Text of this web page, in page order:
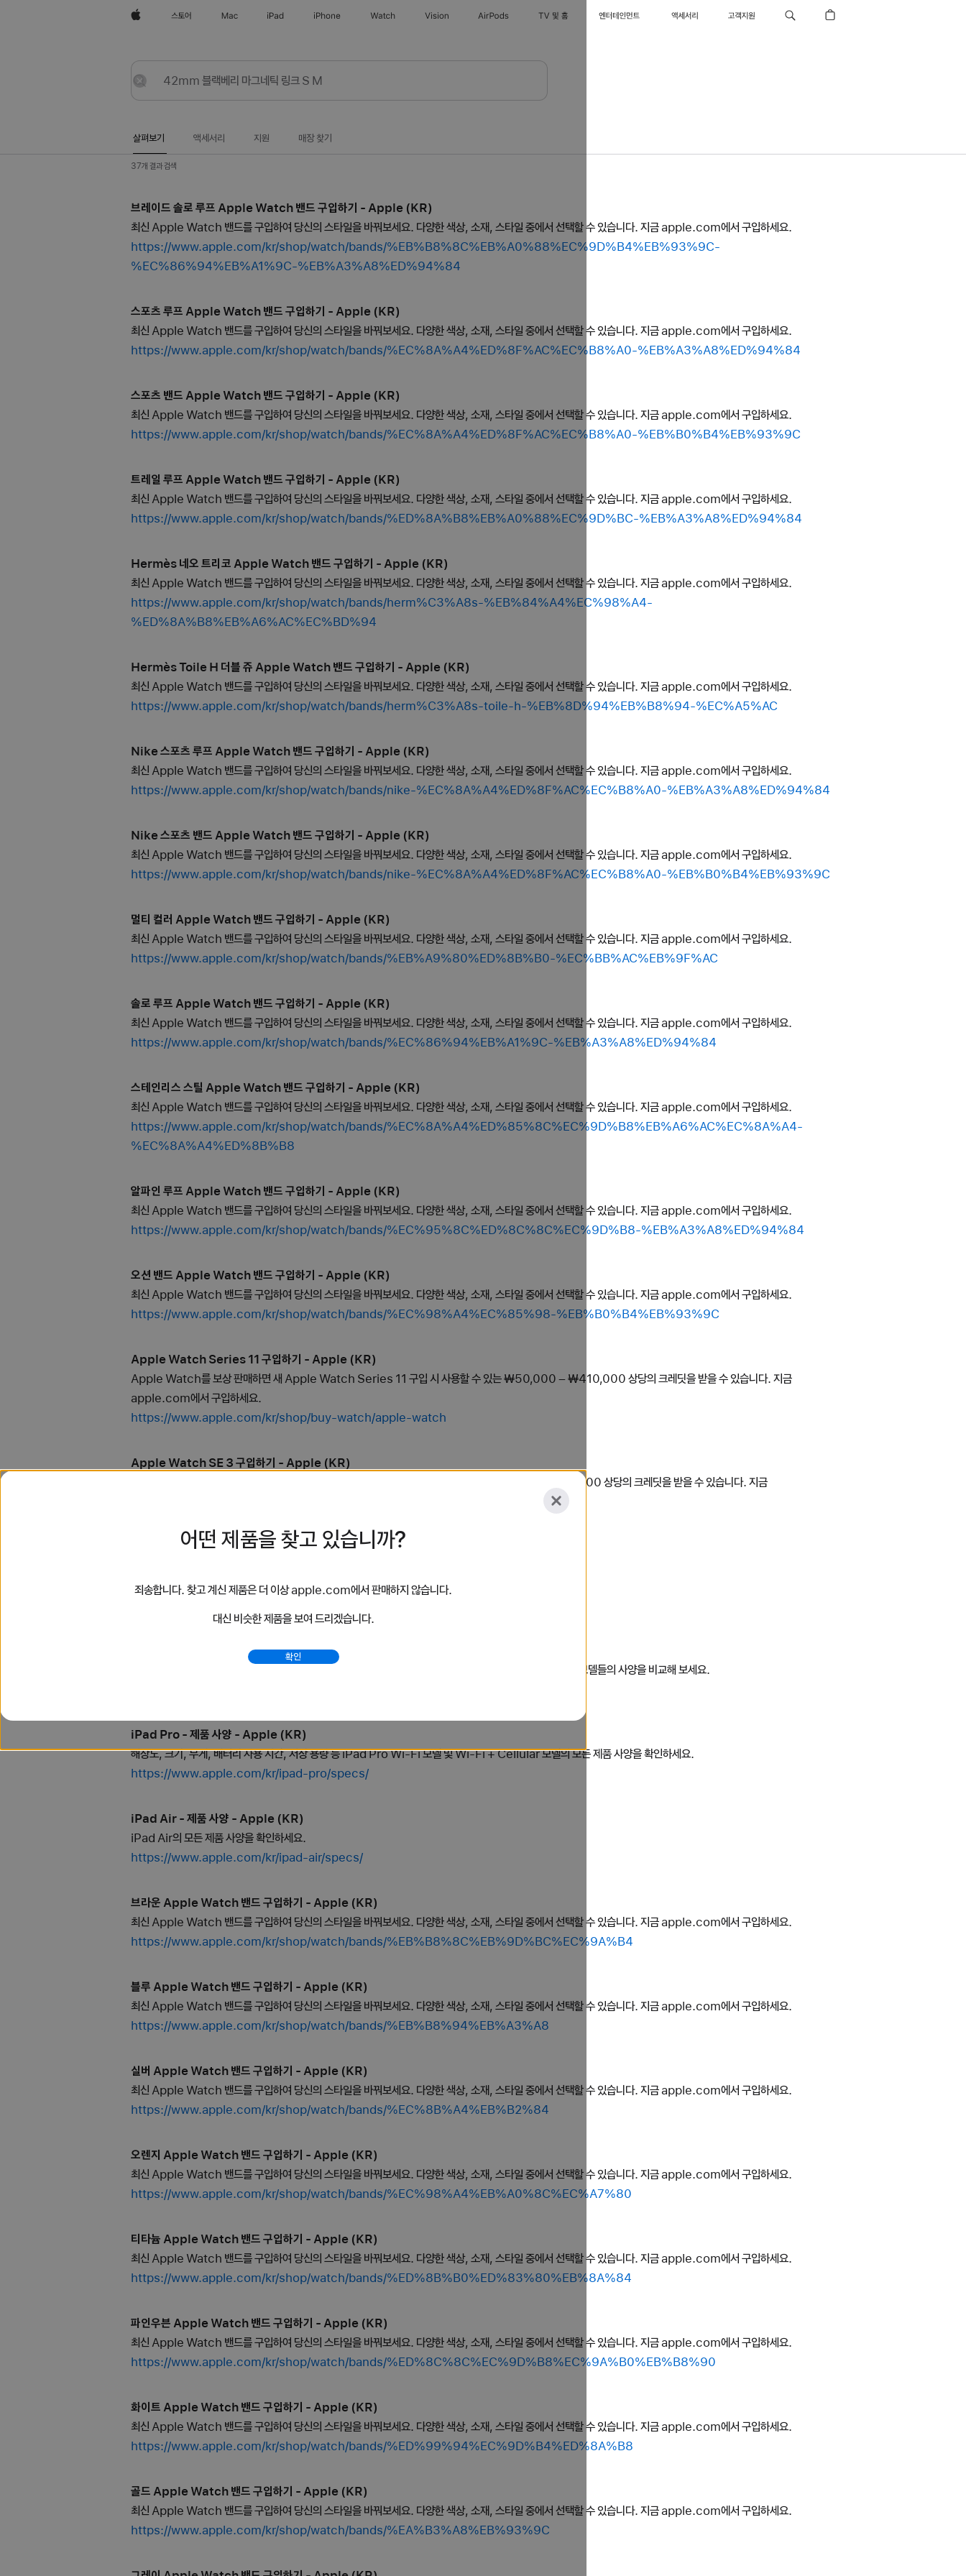
Apple스토어 Mac iPad iPhone Watch Vision AirPods TV 및 홈 엔터테인먼트 액세서리 고객지원
등록
재설정
살펴보기 액세서리 지원 매장 찾기
37개 결과 검색
브레이드 솔로 루프 Apple Watch 밴드 구입하기 - Apple (KR)
최신 Apple Watch 밴드를 구입하여 당신의 스타일을 바꿔보세요. 다양한 색상, 소재, 스타일 중에서 선택할 수 있습니다. 지금 apple.com에서 구입하세요.
https://www.apple.com/kr/shop/watch/bands/%EB%B8%8C%EB%A0%88%EC%9D%B4%EB%93%9C-
%EC%86%94%EB%A1%9C-%EB%A3%A8%ED%94%84
스포츠 루프 Apple Watch 밴드 구입하기 - Apple (KR)
최신 Apple Watch 밴드를 구입하여 당신의 스타일을 바꿔보세요. 다양한 색상, 소재, 스타일 중에서 선택할 수 있습니다. 지금 apple.com에서 구입하세요.
https://www.apple.com/kr/shop/watch/bands/%EC%8A%A4%ED%8F%AC%EC%B8%A0-%EB%A3%A8%ED%94%84
스포츠 밴드 Apple Watch 밴드 구입하기 - Apple (KR)
최신 Apple Watch 밴드를 구입하여 당신의 스타일을 바꿔보세요. 다양한 색상, 소재, 스타일 중에서 선택할 수 있습니다. 지금 apple.com에서 구입하세요.
https://www.apple.com/kr/shop/watch/bands/%EC%8A%A4%ED%8F%AC%EC%B8%A0-%EB%B0%B4%EB%93%9C
트레일 루프 Apple Watch 밴드 구입하기 - Apple (KR)
최신 Apple Watch 밴드를 구입하여 당신의 스타일을 바꿔보세요. 다양한 색상, 소재, 스타일 중에서 선택할 수 있습니다. 지금 apple.com에서 구입하세요.
https://www.apple.com/kr/shop/watch/bands/%ED%8A%B8%EB%A0%88%EC%9D%BC-%EB%A3%A8%ED%94%84
Hermès 네오 트리코 Apple Watch 밴드 구입하기 - Apple (KR)
최신 Apple Watch 밴드를 구입하여 당신의 스타일을 바꿔보세요. 다양한 색상, 소재, 스타일 중에서 선택할 수 있습니다. 지금 apple.com에서 구입하세요.
https://www.apple.com/kr/shop/watch/bands/herm%C3%A8s-%EB%84%A4%EC%98%A4-
%ED%8A%B8%EB%A6%AC%EC%BD%94
Hermès Toile H 더블 쥬 Apple Watch 밴드 구입하기 - Apple (KR)
최신 Apple Watch 밴드를 구입하여 당신의 스타일을 바꿔보세요. 다양한 색상, 소재, 스타일 중에서 선택할 수 있습니다. 지금 apple.com에서 구입하세요.
https://www.apple.com/kr/shop/watch/bands/herm%C3%A8s-toile-h-%EB%8D%94%EB%B8%94-%EC%A5%AC
Nike 스포츠 루프 Apple Watch 밴드 구입하기 - Apple (KR)
최신 Apple Watch 밴드를 구입하여 당신의 스타일을 바꿔보세요. 다양한 색상, 소재, 스타일 중에서 선택할 수 있습니다. 지금 apple.com에서 구입하세요.
https://www.apple.com/kr/shop/watch/bands/nike-%EC%8A%A4%ED%8F%AC%EC%B8%A0-%EB%A3%A8%ED%94%84
Nike 스포츠 밴드 Apple Watch 밴드 구입하기 - Apple (KR)
최신 Apple Watch 밴드를 구입하여 당신의 스타일을 바꿔보세요. 다양한 색상, 소재, 스타일 중에서 선택할 수 있습니다. 지금 apple.com에서 구입하세요.
https://www.apple.com/kr/shop/watch/bands/nike-%EC%8A%A4%ED%8F%AC%EC%B8%A0-%EB%B0%B4%EB%93%9C
멀티 컬러 Apple Watch 밴드 구입하기 - Apple (KR)
최신 Apple Watch 밴드를 구입하여 당신의 스타일을 바꿔보세요. 다양한 색상, 소재, 스타일 중에서 선택할 수 있습니다. 지금 apple.com에서 구입하세요.
https://www.apple.com/kr/shop/watch/bands/%EB%A9%80%ED%8B%B0-%EC%BB%AC%EB%9F%AC
솔로 루프 Apple Watch 밴드 구입하기 - Apple (KR)
최신 Apple Watch 밴드를 구입하여 당신의 스타일을 바꿔보세요. 다양한 색상, 소재, 스타일 중에서 선택할 수 있습니다. 지금 apple.com에서 구입하세요.
https://www.apple.com/kr/shop/watch/bands/%EC%86%94%EB%A1%9C-%EB%A3%A8%ED%94%84
스테인리스 스틸 Apple Watch 밴드 구입하기 - Apple (KR)
최신 Apple Watch 밴드를 구입하여 당신의 스타일을 바꿔보세요. 다양한 색상, 소재, 스타일 중에서 선택할 수 있습니다. 지금 apple.com에서 구입하세요.
https://www.apple.com/kr/shop/watch/bands/%EC%8A%A4%ED%85%8C%EC%9D%B8%EB%A6%AC%EC%8A%A4-
%EC%8A%A4%ED%8B%B8
알파인 루프 Apple Watch 밴드 구입하기 - Apple (KR)
최신 Apple Watch 밴드를 구입하여 당신의 스타일을 바꿔보세요. 다양한 색상, 소재, 스타일 중에서 선택할 수 있습니다. 지금 apple.com에서 구입하세요.
https://www.apple.com/kr/shop/watch/bands/%EC%95%8C%ED%8C%8C%EC%9D%B8-%EB%A3%A8%ED%94%84
오션 밴드 Apple Watch 밴드 구입하기 - Apple (KR)
최신 Apple Watch 밴드를 구입하여 당신의 스타일을 바꿔보세요. 다양한 색상, 소재, 스타일 중에서 선택할 수 있습니다. 지금 apple.com에서 구입하세요.
https://www.apple.com/kr/shop/watch/bands/%EC%98%A4%EC%85%98-%EB%B0%B4%EB%93%9C
Apple Watch Series 11 구입하기 - Apple (KR)
Apple Watch를 보상 판매하면 새 Apple Watch Series 11 구입 시 사용할 수 있는 ₩50,000 – ₩410,000 상당의 크레딧을 받을 수 있습니다. 지금
apple.com에서 구입하세요.
https://www.apple.com/kr/shop/buy-watch/apple-watch
Apple Watch SE 3 구입하기 - Apple (KR)
Apple Watch를 보상 판매하면 새 Apple Watch SE 3 구입 시 사용할 수 있는 ₩50,000 – ₩410,000 상당의 크레딧을 받을 수 있습니다. 지금
A18 Pro 칩 탑재 MacBook Neo 13의 모든 제품 사양을 확인하세요.
Apple Watch - 모델 비교하기 - Apple (KR)
Apple Watch Ultra 3, Apple Watch Series 11, Apple Watch SE 3 등 최신 Apple Watch 모델들의 사양을 비교해 보세요.
iPad Pro - 제품 사양 - Apple (KR)
해상도, 크기, 무게, 배터리 사용 시간, 저장 용량 등 iPad Pro Wi-Fi 모델 및 Wi-Fi + Cellular 모델의 모든 제품 사양을 확인하세요.
https://www.apple.com/kr/ipad-pro/specs/
iPad Air - 제품 사양 - Apple (KR)
iPad Air의 모든 제품 사양을 확인하세요.
https://www.apple.com/kr/ipad-air/specs/
브라운 Apple Watch 밴드 구입하기 - Apple (KR)
최신 Apple Watch 밴드를 구입하여 당신의 스타일을 바꿔보세요. 다양한 색상, 소재, 스타일 중에서 선택할 수 있습니다. 지금 apple.com에서 구입하세요.
https://www.apple.com/kr/shop/watch/bands/%EB%B8%8C%EB%9D%BC%EC%9A%B4
블루 Apple Watch 밴드 구입하기 - Apple (KR)
최신 Apple Watch 밴드를 구입하여 당신의 스타일을 바꿔보세요. 다양한 색상, 소재, 스타일 중에서 선택할 수 있습니다. 지금 apple.com에서 구입하세요.
https://www.apple.com/kr/shop/watch/bands/%EB%B8%94%EB%A3%A8
실버 Apple Watch 밴드 구입하기 - Apple (KR)
최신 Apple Watch 밴드를 구입하여 당신의 스타일을 바꿔보세요. 다양한 색상, 소재, 스타일 중에서 선택할 수 있습니다. 지금 apple.com에서 구입하세요.
https://www.apple.com/kr/shop/watch/bands/%EC%8B%A4%EB%B2%84
오렌지 Apple Watch 밴드 구입하기 - Apple (KR)
최신 Apple Watch 밴드를 구입하여 당신의 스타일을 바꿔보세요. 다양한 색상, 소재, 스타일 중에서 선택할 수 있습니다. 지금 apple.com에서 구입하세요.
https://www.apple.com/kr/shop/watch/bands/%EC%98%A4%EB%A0%8C%EC%A7%80
티타늄 Apple Watch 밴드 구입하기 - Apple (KR)
최신 Apple Watch 밴드를 구입하여 당신의 스타일을 바꿔보세요. 다양한 색상, 소재, 스타일 중에서 선택할 수 있습니다. 지금 apple.com에서 구입하세요.
https://www.apple.com/kr/shop/watch/bands/%ED%8B%B0%ED%83%80%EB%8A%84
파인우븐 Apple Watch 밴드 구입하기 - Apple (KR)
최신 Apple Watch 밴드를 구입하여 당신의 스타일을 바꿔보세요. 다양한 색상, 소재, 스타일 중에서 선택할 수 있습니다. 지금 apple.com에서 구입하세요.
https://www.apple.com/kr/shop/watch/bands/%ED%8C%8C%EC%9D%B8%EC%9A%B0%EB%B8%90
화이트 Apple Watch 밴드 구입하기 - Apple (KR)
최신 Apple Watch 밴드를 구입하여 당신의 스타일을 바꿔보세요. 다양한 색상, 소재, 스타일 중에서 선택할 수 있습니다. 지금 apple.com에서 구입하세요.
https://www.apple.com/kr/shop/watch/bands/%ED%99%94%EC%9D%B4%ED%8A%B8
골드 Apple Watch 밴드 구입하기 - Apple (KR)
최신 Apple Watch 밴드를 구입하여 당신의 스타일을 바꿔보세요. 다양한 색상, 소재, 스타일 중에서 선택할 수 있습니다. 지금 apple.com에서 구입하세요.
https://www.apple.com/kr/shop/watch/bands/%EA%B3%A8%EB%93%9C
어떤 제품을 찾고 있습니까?
죄송합니다. 찾고 계신 제품은 더 이상 apple.com에서 판매하지 않습니다.
대신 비슷한 제품을 보여 드리겠습니다.
확인